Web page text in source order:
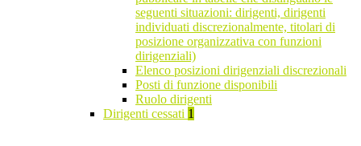
seguenti situazioni: dirigenti, dirigenti
individuati discrezionalmente, titolari di
posizione organizzativa con funzioni
dirigenziali)
Elenco posizioni dirigenziali discrezionali
Posti di funzione disponibili
Ruolo dirigenti
Dirigenti cessati 1